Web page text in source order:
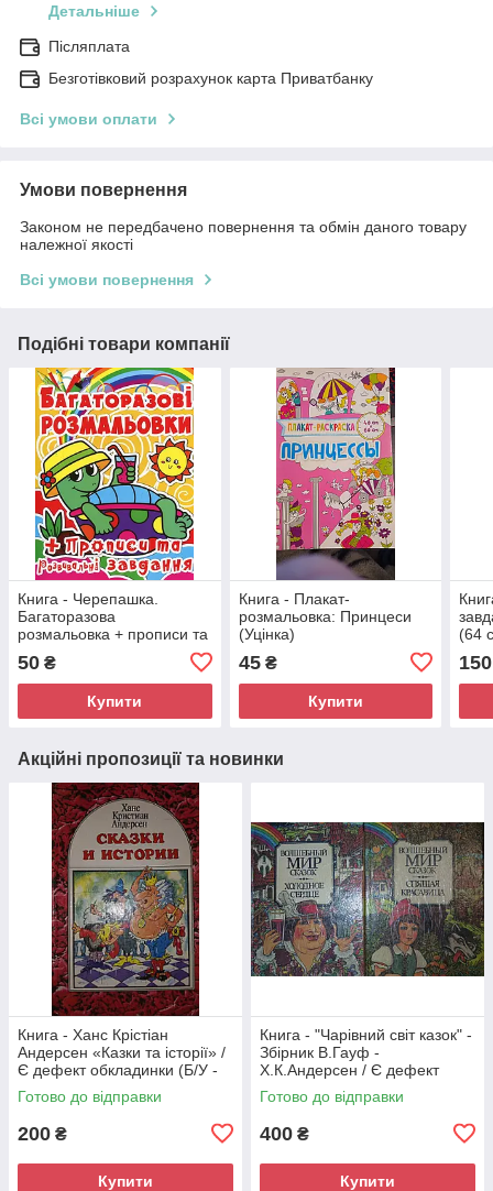
Детальніше
Післяплата
Безготівковий розрахунок карта Приватбанку
Всі умови оплати
Умови повернення
Законом не передбачено повернення та обмін даного товару
належної якості
Всі умови повернення
Подібні товари компанії
Книга - Черепашка.
Багаторазова
розмальовка + прописи та
(Уценка)
50 ₴
Купити
Книга - Плакат-
розмальовка: Принцеси
(Уцінка)
45₴
Купити
(64
150
Акційні пропозиції та новинки
Книга - Ханс Крістіан
Андерсен «Казки та історії» /
Є дефект обкладинки (Б/У -
УЦІНКА)
Готово до відправки
200 ₴
Купити
Книга - "Чарівний світ казок" -
Збірник В.Гауф -
Х.К.Андерсен / Є дефект
обкладинки (Б/У - УЦІНКА)
Готово до відправки
400 ₴
Купити